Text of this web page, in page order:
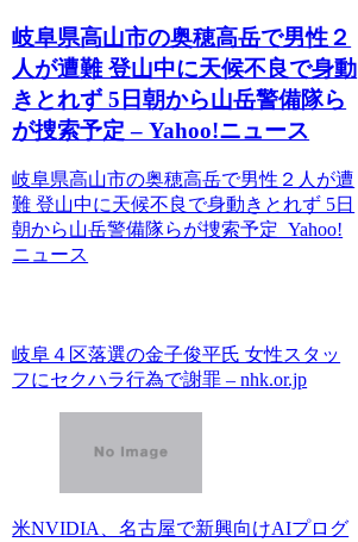
岐阜県高山市の奥穂高岳で男性２
人が遭難 登山中に天候不良で身動
きとれず 5日朝から山岳警備隊ら
が捜索予定 – Yahoo!ニュース
岐阜県高山市の奥穂高岳で男性２人が遭
難 登山中に天候不良で身動きとれず 5日
朝から山岳警備隊らが捜索予定 Yahoo!
ニュース
岐阜４区落選の金子俊平氏 女性スタッ
フにセクハラ行為で謝罪 – nhk.or.jp
米NVIDIA、名古屋で新興向けAIプログ